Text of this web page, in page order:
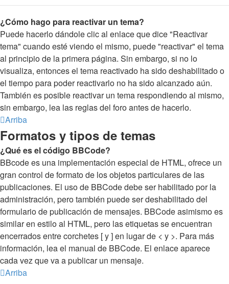
¿Cómo hago para reactivar un tema?
Puede hacerlo dándole clic al enlace que dice "Reactivar
tema" cuando esté viendo el mismo, puede "reactivar" el tema
al principio de la primera página. Sin embargo, si no lo
visualiza, entonces el tema reactivado ha sido deshabilitado o
el tiempo para poder reactivarlo no ha sido alcanzado aún.
También es posible reactivar un tema respondiendo al mismo,
sin embargo, lea las reglas del foro antes de hacerlo.
Arriba
Formatos y tipos de temas
¿Qué es el código BBCode?
BBcode es una implementación especial de HTML, ofrece un
gran control de formato de los objetos particulares de las
publicaciones. El uso de BBCode debe ser habilitado por la
administración, pero también puede ser deshabilitado del
formulario de publicación de mensajes. BBCode asimismo es
similar en estilo al HTML, pero las etiquetas se encuentran
encerrados entre corchetes [ y ] en lugar de < y >. Para más
información, lea el manual de BBCode. El enlace aparece
cada vez que va a publicar un mensaje.
Arriba